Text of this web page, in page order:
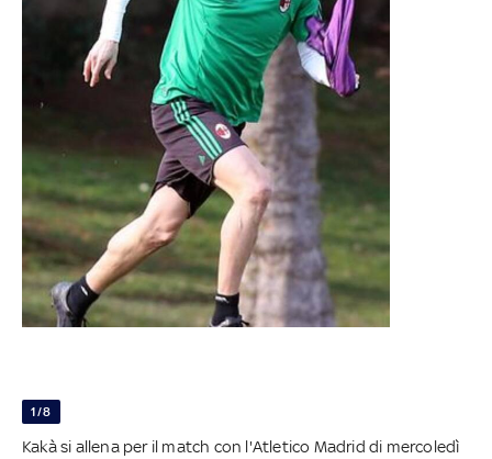
1/8
Kakà si allena per il match con l'Atletico Madrid di mercoledì